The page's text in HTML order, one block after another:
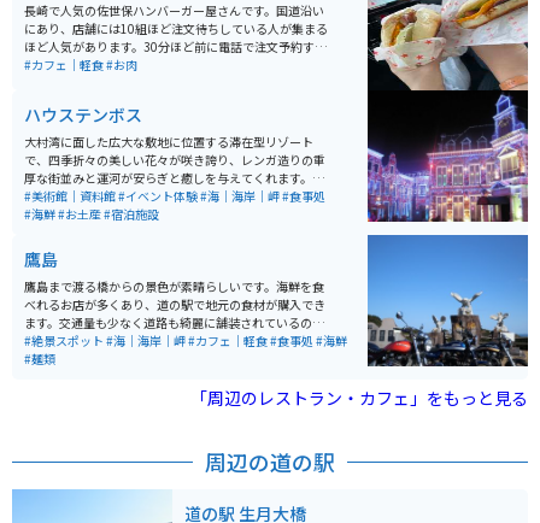
長崎で人気の佐世保ハンバーガー屋さんです。国道沿い
にあり、店舗には10組ほど注文待ちしている人が集まる
ほど人気があります。30分ほど前に電話で注文予約する
と、到着しすぐに食べることができます。外にイートス
#カフェ｜軽食#お肉
ハウステンボス
大村湾に面した広大な敷地に位置する滞在型リゾート
で、四季折々の美しい花々が咲き誇り、レンガ造りの重
厚な街並みと運河が安らぎと癒しを与えてくれます。日
本一広いテーマパークとして、ヨーロッパのような街並
み、石畳、運河、街と自然が調和した「美しい街」が特
中で、目いっぱい遊ぶこともゆっくりと宿泊することも
できます。「花と光の感動リゾート」と呼ばれ、異国体
験を満喫できる場所です。場内にはレストラン、ショッ
プ、アミューズメント施設、ホテル、美術館などがあ
り、本格的なリゾートライフを満喫することができま
す。
#美術館｜資料館#イベント体験#海｜海岸｜岬#食事処
#海鮮#お土産#宿泊施設
鷹島
鷹島まで渡る橋からの景色が素晴らしいです。海鮮を食
べれるお店が多くあり、道の駅で地元の食材が購入でき
ます。交通量も少なく道路も綺麗に舗装されているので
ドライブ、バイクツーリングに最適です。
#絶景スポット #海｜海岸｜岬#カフェ｜軽食#食事処 #海鮮
#麺類
「周辺のレストラン・カフェ」をもっと見る
周辺の道の駅
道の駅 生月大橋